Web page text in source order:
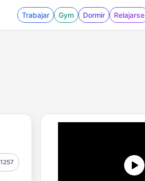
Trabajar Gym Dormir Relajarse
1257